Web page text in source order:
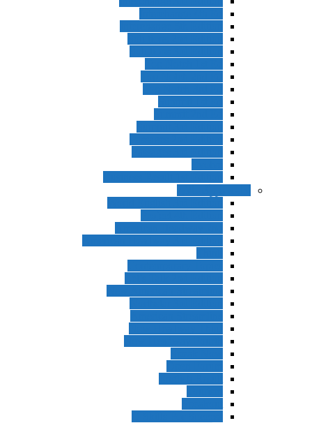
Interchange 4th Ed
Interchange 5th Edition
Solutions 2nd Edition
Solutions 3rd Edition
Top Notch 1st Ed
Top Notch 2nd Ed
Top Notch 3rd Ed
Summit 1st Ed
Summit 2nd Ed
Summit 3rd Edition
Passages 2nd Edition
Passages 3rd Edition
Evolve
Business Result 1st Edition
ادامه بزرگسالان
World English 3rd Edition
Project 4th Edition
American Headway 2nd
American Headway 3rd Edition
Think
Contemporary Topics
Let’s Talk 2nd Edition
New American Streamline
Northstar 3rd Edition
American Streamline
New Headway Third
New Headway Fourth
Speak Now
Open Forum
English Result
Tourism
Speakout
Q Skills For Success